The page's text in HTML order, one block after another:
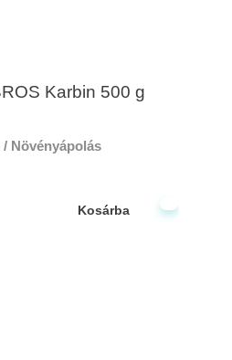
Karbin 500 g
/ Növényápolás
Kosárba